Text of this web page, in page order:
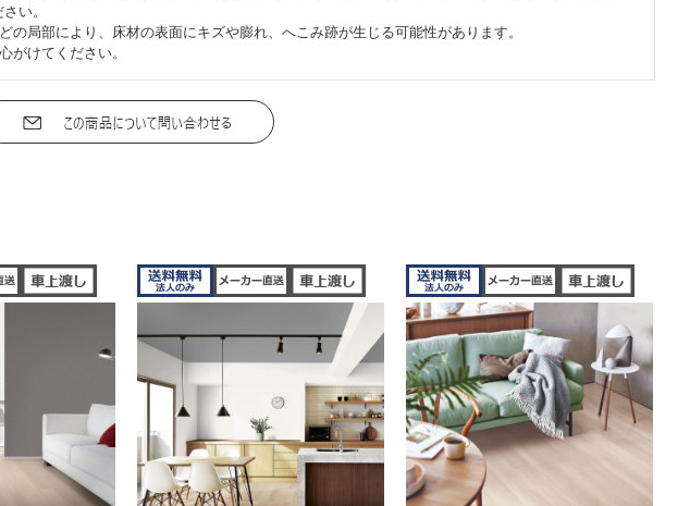
い。
の局部により、床材の表面にキズや膨れ、へこみ跡が生じる可能性があります。
がけてください。